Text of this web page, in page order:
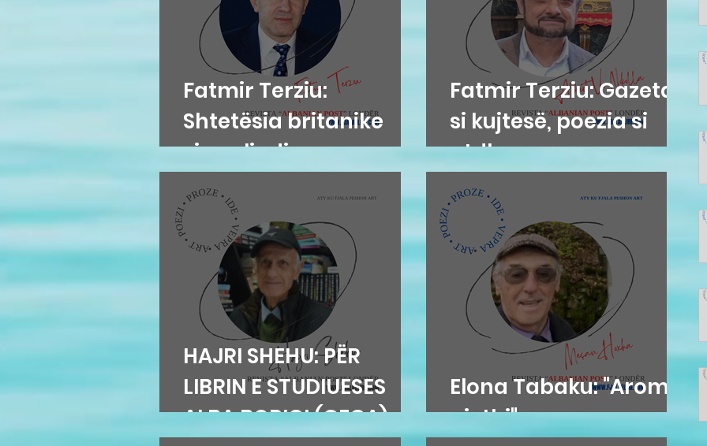
Fatmir Terziu:
Shtetësia britanike
sipas lindjes
Fatmir Terziu: Gazetari
si kujtesë, poezia si
atdhe
HAJRI SHEHU: PËR
LIBRIN E STUDIUESES
ALBA BORIÇI (GEGA)
Elona Tabaku: "Aromë
gjethi"